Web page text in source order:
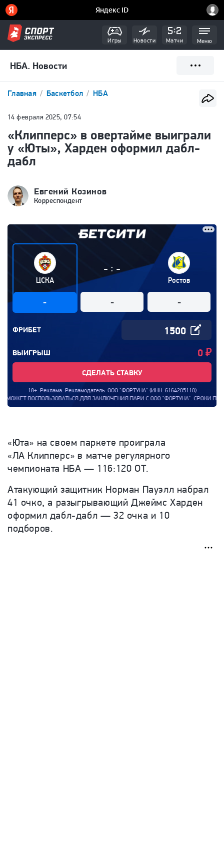
Игры Новости Матчи Меню
НБА. Новости
Главная Баскетбол НБА
14 февраля 2025, 07:54
«Клипперс» в овертайме выиграли
у «Юты», Харден оформил дабл-
дабл
Евгений Козинов
Корреспондент
ЦСКА
-
- : -
-
Ростов
-
ФРИБЕТ
ВЫИГРЫШ 0 ₽
СДЕЛАТЬ СТАВКУ
18+. Реклама. Рекламодатель: ООО "ФОРТУНА" (ИНН: 6164205110)
ДЛЯ ЗАКЛЮЧЕНИЯ ПАРИ С ООО "ФОРТУНА". СРОКИ
«Юта» на своем паркете проиграла
«ЛА Клипперс» в матче регулярного
чемпионата НБА — 116:120 ОТ.
Атакующий защитник Норман Пауэлл набрал
41 очко, а разыгрывающий Джеймс Харден
оформил дабл-дабл — 32 очка и 10
подборов.